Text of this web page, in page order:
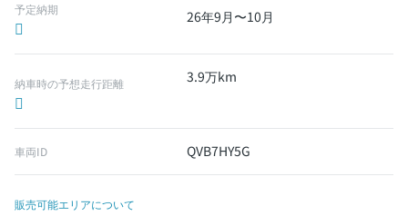
予定納期 26年9月〜10月
納車時の予想走行距離 3.9万km
車両ID QVB7HY5G
販売可能エリアについて